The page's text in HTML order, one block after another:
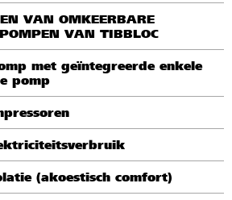
VAN OMKEERBARE
VAN TIBBLOC
met geïntegreerde enkele
pomp
(akoestisch comfort)